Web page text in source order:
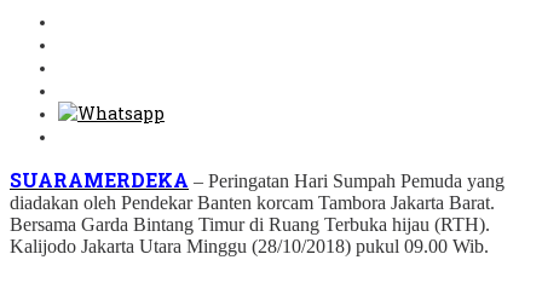
SUARAMERDEKA – Peringatan Hari Sumpah Pemuda yang
diadakan oleh Pendekar Banten korcam Tambora Jakarta Barat.
Bersama Garda Bintang Timur di Ruang Terbuka hijau (RTH).
Kalijodo Jakarta Utara Minggu (28/10/2018) pukul 09.00 Wib.